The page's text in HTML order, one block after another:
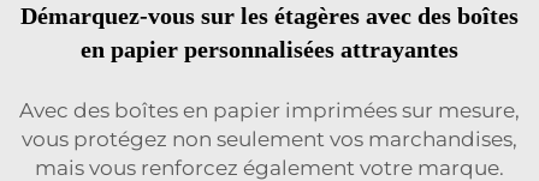
Démarquez-vous sur les étagères avec des boîtes
en papier personnalisées attrayantes
Avec des boîtes en papier imprimées sur mesure,
vous protégez non seulement vos marchandises,
mais vous renforcez également votre marque.